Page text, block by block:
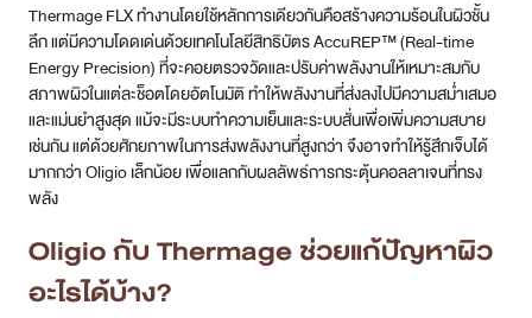
Thermage FLX ทำงานโดยใช้หลักการเดียวกันคือสร้างความร้อนในผิวชั้น
ลึก แต่มีความโดดเด่นด้วยเทคโนโลยีสิทธิบัตร AccuREP™ (Real-time
Energy Precision) ที่จะคอยตรวจวัดและปรับค่าพลังงานให้เหมาะสมกับ
สภาพผิวในแต่ละช็อตโดยอัตโนมัติ ทำให้พลังงานที่ส่งลงไปมีความสม่ำเสมอ
และแม่นยำสูงสุด แม้จะมีระบบทำความเย็นและระบบสั่นเพื่อเพิ่มความสบาย
เช่นกัน แต่ด้วยศักยภาพในการส่งพลังงานที่สูงกว่า จึงอาจทำให้รู้สึกเจ็บได้
มากกว่า Oligio เล็กน้อย เพื่อแลกกับผลลัพธ์การกระตุ้นคอลลาเจนที่ทรง
พลัง
Oligio กับ Thermage ช่วยแก้ปัญหาผิว
อะไรได้บ้าง?